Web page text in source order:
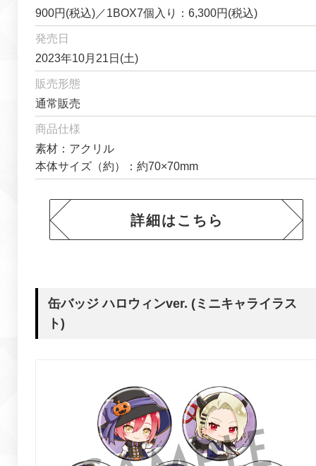
900円(税込)／1BOX7個入り：6,300円(税込)
発売日
2023年10月21日(土)
販売形態
通常販売
商品仕様
素材：アクリル
本体サイズ（約）：約70×70mm
詳細はこちら
缶バッジ ハロウィンver. (ミニキャライラス
ト)